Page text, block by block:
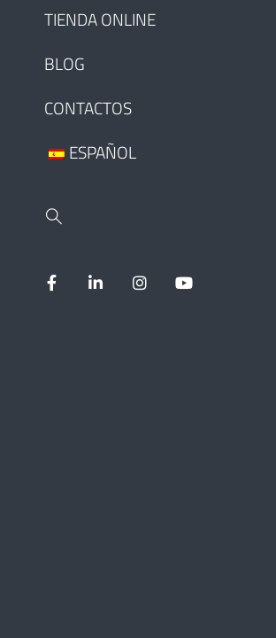
TIENDA ONLINE
BLOG
CONTACTOS
ESPAÑOL